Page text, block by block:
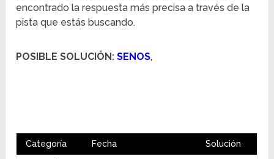
encontrado la respuesta más precisa a través de la
pista que estás buscando.
POSIBLE SOLUCIÓN: SENOS,
Categoría Fecha Solución